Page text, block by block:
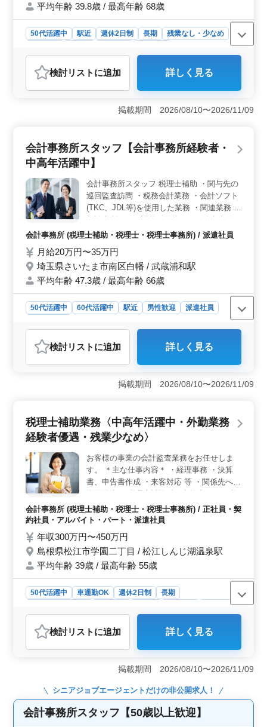
平均年齢 39.8歳 / 最高年齢 68歳
50代活躍中 駅近 週休2日制 長期
残業なし・少なめ
会計事務所
おすすめポイント
＜残業少なめで安心の環境＞ 東京都新宿区北新宿／新
宿駅周辺に位置する会計事務所では、税理士補助スタッ
フを募集しています。この求人では、経験豊富な方を歓
トです。具体的には、入出金管理や伝票の起票・入力、
試算表の作成、決算の補助、給与計算、社会保険手続
仕事とプライベートのバランスを大切にできる環境で
す。経験者や税理士科目合格者の方は、条件面で優遇さ
れます。 ＜給与と福利厚生＞ 年収は380万円から
520万円で、通勤手当や賞与も支給されます。また、会社
の福利厚生も充実しており、安心して働ける環境が整っ
ています。平均年齢は39.8歳で、男女比率もバランスよ
く配置されています。
検討リスト に追加 詳しく見る
掲載期間 2026/08/10〜2026/11/09
会計事務所スタッフ【会計事務所経験者・
中高年活躍中】
会計事務所スタッフ 税理士補助 ・関与先の
巡回監査訪問 ・税務会計業務 ・会計ソフト
(TKC、JDL等)を使用した業務 ・関連業務 ・
相談来所の日程調整・面接、その他文書作
成、管理等 税理士有資格者優遇！ 税務スタ
会計事務所 (税理士補助・税理士・税理士事務所) / 派遣社員
月給20万円〜35万円
埼玉県さいたま市南区白幡 / 武蔵浦和駅
平均年齢 47.3歳 / 最高年齢 66歳
50代活躍中 60代活躍中 駅近 男性歓迎
派遣社員
おすすめポイント
＜経験を活かす会計事務所でのお仕事＞ 関与先の巡回
監査訪問や税務会計業務など、会計事務所経験者向けの
躍できます。 ＜中高年が活躍する環境＞ 50代・60
福利厚生が充実＞ 月給や通勤手当、賞与などの待遇が
整っています。退職金制度や退職金共済の加入もあり、
安定したキャリアを築けます。
検討リスト に追加 詳しく見る
掲載期間 2026/08/10〜2026/11/09
税理士補助業務〈中高年活躍中・外勤業務
経験者優遇・残業少なめ〉
お客様の事業の会計監査業務をお任せしま
す。 ＊主な仕事内容＊ ・経理事務 ・決算
書、申告書作成 ・来客対応 等 ・関係先への
理士事務所経験者優遇 ※お客様とのコミュ
ニケーションを大切にできる方歓迎 ☆50代
ベテラン経験者の方、是非ご応募下さい。
会計事務所 (税理士補助・税理士・税理士事務所) / 正社員・契
約社員・アルバイト・パート・派遣社員
年収300万円〜450万円
島根県松江市学園二丁目 / 松江しんじ湖温泉駅
平均年齢 39歳 / 最高年齢 55歳
50代活躍中 車通勤OK 週休2日制
長期
派遣社員
会計事務所
おすすめポイント
＜安定した勤務環境＞ 島根県松江市学園二丁目に位置
する会計事務所では、正社員からアルバイトまで幅広い
雇用形態が提供されています。週休2日制や残業少なめな
ど、働きやすい環境が整っています。 ＜経験者優
遇・スキルアップの機会＞ この求人では、経理事務や
決算書作成、来客対応など、幅広い税理士補助業務を担
当します。経験者や税理士試験科目合格者は特に優遇さ
検討リスト に追加 詳しく見る
掲載期間 2026/08/10〜2026/11/09
シニアジョブエージェントだけの非公開求人！
会計事務所スタッフ【50歳以上歓迎】